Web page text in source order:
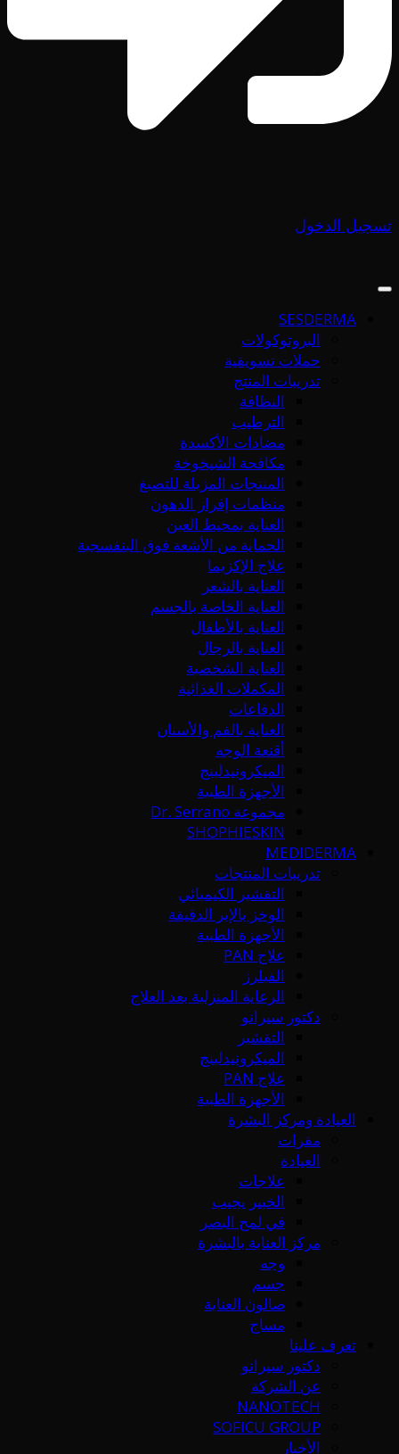
تسجيل الدخول
SESDERMA
البروتوكولات
حملات تسويقية
تدريبات المنتج
النظافة
الترطيب
مضادات الأكسدة
مكافحة الشيخوخة
المنتجات المزيلة للتصبغ
منظمات إفراز الدهون
العناية بمحيط العين
الحماية من الأشعة فوق البنفسجية
علاج الإكزيما
العناية بالشعر
العناية الخاصة بالجسم
العناية بالأطفال
العناية بالرجال
العناية الشخصية
المكملات الغذائية
الدفاعات
العناية بالفم والأسنان
أقنعة الوجه
الميكرونيدلينج
الأجهزة الطبية
مجموعة Dr. Serrano
SHOPHIESKIN
MEDIDERMA
تدريبات المنتجات
التقشير الكيميائي
الوخز بالإبر الدقيقة
الأجهزة الطبية
علاج PAN
الفيلرز
الرعاية المنزلية بعد العلاج
دكتور سيرانو
التقشير
الميكرونيدلينج
علاج PAN
الأجهزة الطبية
العيادة ومركز البشرة
مقرات
العيادة
علاجات
الخبير يجيب
في لمح البصر
مركز العناية بالبشرة
وجه
جسم
صالون العناية
مساج
تعرف علينا
دكتور سيرانو
عن الشركة
NANOTECH
SOFICU GROUP
الأخبار